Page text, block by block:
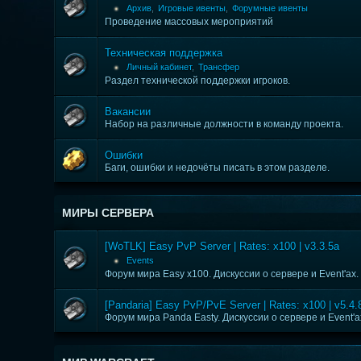
Архив Игровые ивенты Форумные ивенты
Проведение массовых мероприятий
Техническая поддержка
Личный кабинет, Трансфер
Раздел технической поддержки игроков.
Вакансии
Набор на различные должности в команду проекта.
Ошибки
Баги, ошибки и недочёты писать в этом разделе.
МИРЫ СЕРВЕРА
[WoTLK] Easy PvP Server | Rates: x100 | v3.3.5a
Events
Форум мира Easy x100. Дискуссии о сервере и Event'ax.
[Pandaria] Easy PvP/PvE Server | Rates: x100 |
Форум мира Panda Easty. Дискуссии о сервере и